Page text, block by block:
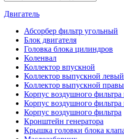
Двигатель
Абсорбер фильтр угольный
Блок двигателя
Головка блока цилиндров
Коленвал
Коллектор впускной
Коллектор выпускной левый
Коллектор выпускной
Корпус воздушного фильтра
Корпус воздушного фильтра
Корпус воздушного фильтра
Кронштейн генератора
Крышка головки блока